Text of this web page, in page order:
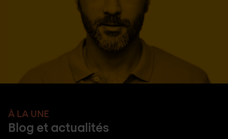
À LA UNE
Blog et actualités